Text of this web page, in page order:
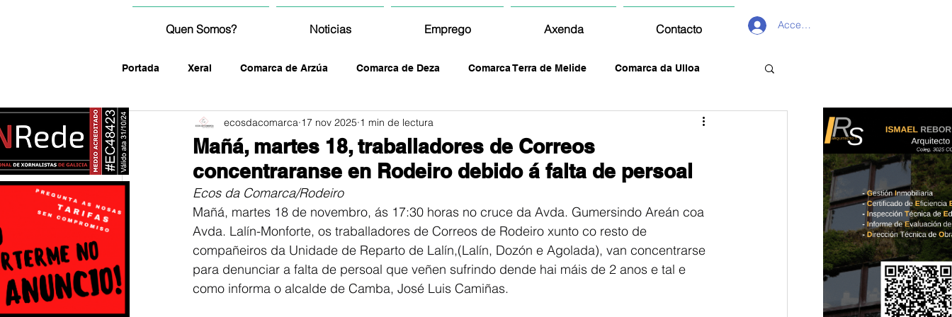
Quen Somos? Noticias Emprego Axenda Contacto Acceder
Portada Xeral Comarca de Arzúa Comarca de Deza Comarca Terra de Melide Comarca da Ulloa
fotografía
Mañá, martes 18, traballadores de Correos
concentraranse en Rodeiro debido á falta de persoal
ecosdacomarca 17 nov 2025 1 min de lectura
Ecos da Comarca/Rodeiro
Mañá, martes 18 de novembro, ás 17:30 horas no cruce da Avda. Gumersindo Areán coa
Avda. Lalín-Monforte, os traballadores de Correos de Rodeiro xunto co resto de
compañeiros da Unidade de Reparto de Lalín,(Lalín, Dozón e Agolada), van concentrarse
para denunciar a falta de persoal que veñen sufrindo dende hai máis de 2 anos e tal e
como informa o alcalde de Camba, José Luis Camiñas.